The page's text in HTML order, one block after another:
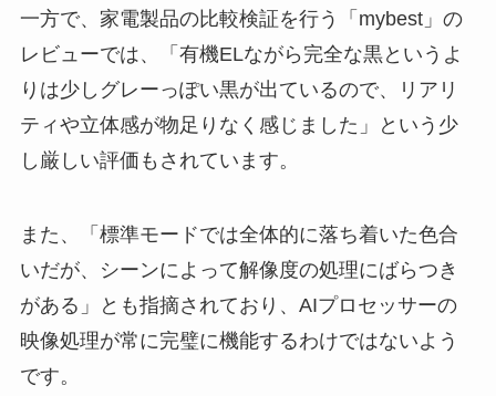
一方で、家電製品の比較検証を行う「mybest」の
レビューでは、「有機ELながら完全な黒というよ
りは少しグレーっぽい黒が出ているので、リアリ
ティや立体感が物足りなく感じました」という少
し厳しい評価もされています。
また、「標準モードでは全体的に落ち着いた色合
いだが、シーンによって解像度の処理にばらつき
がある」とも指摘されており、AIプロセッサーの
映像処理が常に完璧に機能するわけではないよう
です。